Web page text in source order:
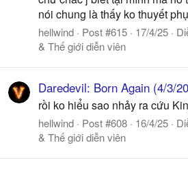
nói chung là thấy ko thuyết
hellwind Post #615 17/4/25
& Thế giới diễn viên
Daredevil: Born Again (4/3/
rồi ko hiểu sao nhảy ra cứu
hellwind Post #608 16/4/25
& Thế giới diễn viên